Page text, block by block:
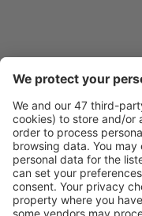
Caută rapid
Ofertă adaptată
Planifică ȋn
Rezervare fără